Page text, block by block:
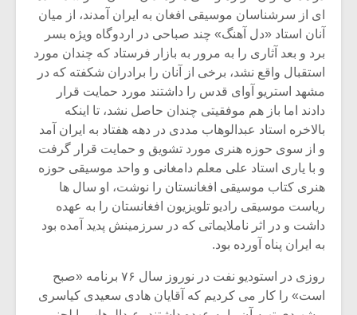
ای از سرشناسان موسیقی افغان به ایران آمدند، از میان
آنان استاد «دل آهنگ» چند صباحی در اردوگاه ویژه بسر
برد و بعد آثاری را به مرور به بازار فرستاد که چندان مورد
استقبال واقع نشد، برخی از آنان را برادران شکفته که در
مشهد استریو آوای قدس را داشتند مورد حمایت قرار
دادند اما باز هم موفقیتی چندان حاصل نشد، تا اینکه
بالاخره استاد عبدالوهاب مددی در دهه هفتاد به ایران آمد
و از سوی حوزه هنری مورد تشویق و حمایت قرار گرفت
و با یاری استاد علی معلم دامغانی و واحد موسیقی حوزه
هنری کتاب موسیقی افغانستان را نوشت، او سال ها
ریاست موسیقی رادیو تلویزیون افغانستان را به عهده
داشت و در اثر ناملایماتی که در سرزمینش پدید آمده بود
به ایران پناه آورده بود.
روزی در استودیو نفت در نوروز سال ۷۶ برنامه «صبح
است» را کار می کردیم که آقایان هادی سعیدی کیاسری
میکلوش روژا
یادداشتی بر موسیقی
متن فیلم «متری
شیش و نیم»
اگر نمی توانی
بدنام ترین باش
دوره